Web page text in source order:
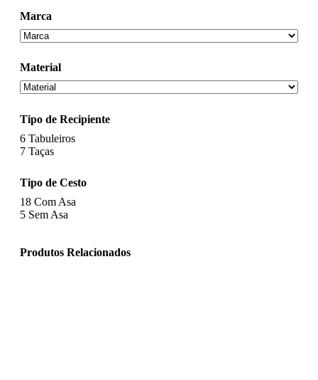
Marca
Material
Tipo de Recipiente
6 Tabuleiros
7 Taças
Tipo de Cesto
18 Com Asa
5 Sem Asa
Produtos Relacionados